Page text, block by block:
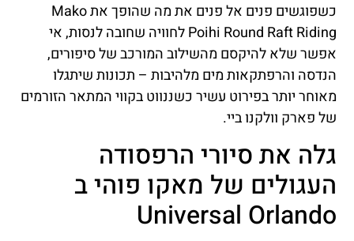
כשפוגשים פנים אל פנים את מה שהופך את Mako
Poihi Round Raft Riding לחוויה שחובה לנסות, אי
אפשר שלא להיקסם מהשילוב המורכב של סיפורים,
הנדסה והרפתקאות מים מלהיבות – תכונות שיתגלו
מאוחר יותר בפירוט עשיר כשננווט בקווי המתאר הזורמים
של פארק וולקנו ביי.
גלה את סיורי הרפסודה
העגולים של מאקו פוהי ב
Universal Orlando